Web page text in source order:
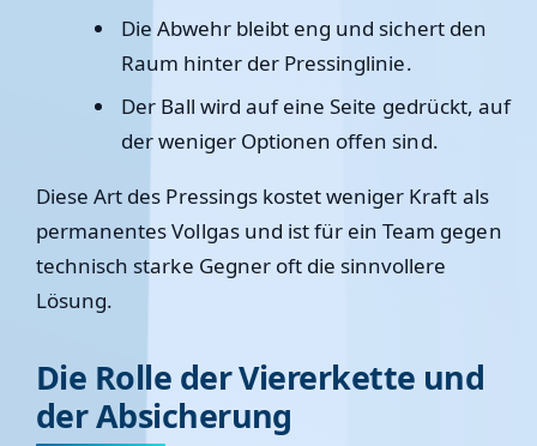
Die Abwehr bleibt eng und sichert den
Raum hinter der Pressinglinie.
Der Ball wird auf eine Seite gedrückt, auf
der weniger Optionen offen sind.
Diese Art des Pressings kostet weniger Kraft als
permanentes Vollgas und ist für ein Team gegen
technisch starke Gegner oft die sinnvollere
Lösung.
Die Rolle der Viererkette und
der Absicherung